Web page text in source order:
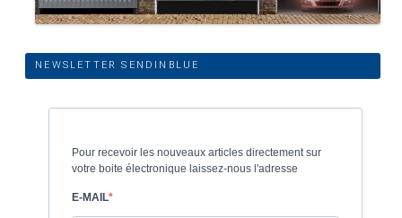
NEWSLETTER SENDINBLUE